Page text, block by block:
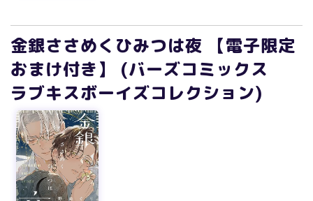
金銀ささめくひみつは夜 【電子限定
おまけ付き】 (バーズコミックス
ラブキスボーイズコレクション)